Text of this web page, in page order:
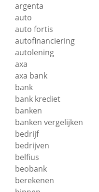
argenta
auto
auto fortis
autofinanciering
autolening
axa
axa bank
bank
bank krediet
banken
banken vergelijken
bedrijf
bedrijven
belfius
beobank
berekenen